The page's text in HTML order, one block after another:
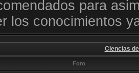
para
los conocimientos
Ciencias
Foro